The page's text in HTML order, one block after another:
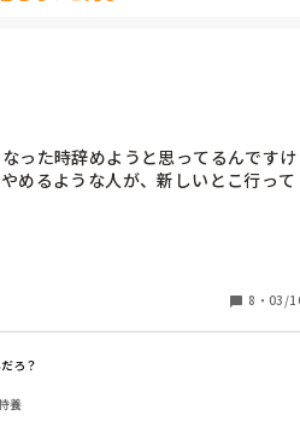
評だったため、どら焼きに変更してま
った時辞めようと思ってるんですけ
めるような人が、新しいとこ行って
すけど、やっぱ異動しても続けた方
8 ・ 03/
ろ？
養